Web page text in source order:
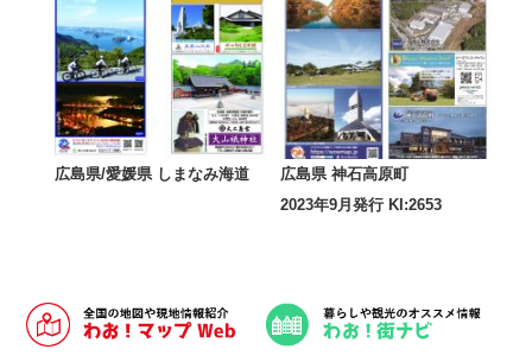
広島県/愛媛県 しまなみ海道
広島県 神石高原町
2023年9月発行 KI:2653